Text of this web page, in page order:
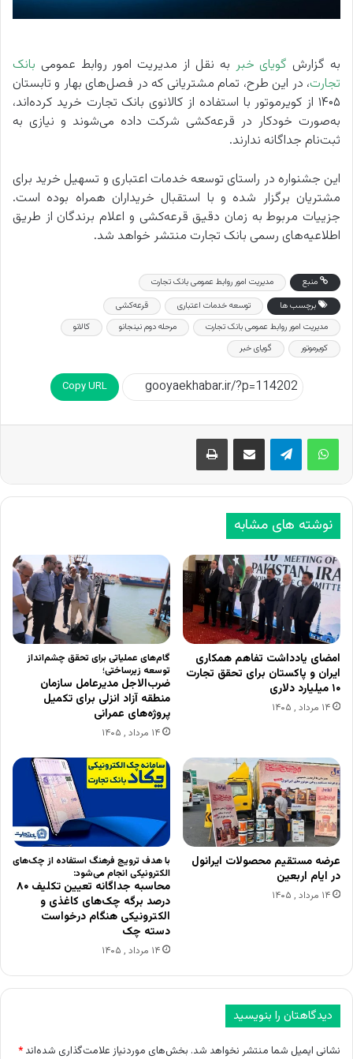
به گزارش گویای خبر به نقل از مدیریت امور روابط‌ عمومی بانک
تجارت، در این طرح، تمام مشتریانی که در فصل‌های بهار و تابستان
۱۴۰۵ از کویرموتور با استفاده از کالانوی بانک تجارت خرید کرده‌اند،
به‌صورت خودکار در قرعه‌کشی شرکت داده می‌شوند و نیازی به
ثبت‌نام جداگانه ندارند.
این جشنواره در راستای توسعه خدمات اعتباری و تسهیل خرید برای
مشتریان برگزار شده و با استقبال خریداران همراه بوده است.
جزییات مربوط به زمان دقیق قرعه‌کشی و اعلام برندگان از طریق
اطلاعیه‌های رسمی بانک تجارت منتشر خواهد شد.
منبع
مدیریت امور روابط‌ عمومی بانک تجارت
برچسب ها
توسعه خدمات اعتباری
قرعه‌کشی
مدیریت امور روابط‌ عمومی بانک تجارت
مرحله دوم نینجانو
کالانو
کویرموتور
گویای خبر
Copy URL
اشتراک گذاری از طریق ایمیل چاپ
نوشته های مشابه
امضای یادداشت تفاهم همکاری
ایران و پاکستان برای تحقق تجارت
۱۰ میلیارد دلاری
۱۴ مرداد , ۱۴۰۵
گام‌های عملیاتی برای تحقق چشم‌انداز
توسعه زیرساختی؛
ضرب‌الاجل مدیرعامل سازمان
منطقه آزاد انزلی برای تکمیل
پروژه‌های عمرانی
۱۴ مرداد , ۱۴۰۵
عرضه مستقیم محصولات ایرانول
در ایام اربعین
۱۴ مرداد , ۱۴۰۵
با هدف ترویج فرهنگ استفاده از چک‌های
الکترونیکی انجام می‌شود:
محاسبه جداگانه تعیین تکلیف ۸۰
درصد برگه چک‌های کاغذی و
الکترونیکی هنگام درخواست
دسته چک
۱۴ مرداد , ۱۴۰۵
دیدگاهتان را بنویسید
نشانی ایمیل شما منتشر نخواهد شد. بخش‌های موردنیاز علامت‌گذاری شده‌اند *